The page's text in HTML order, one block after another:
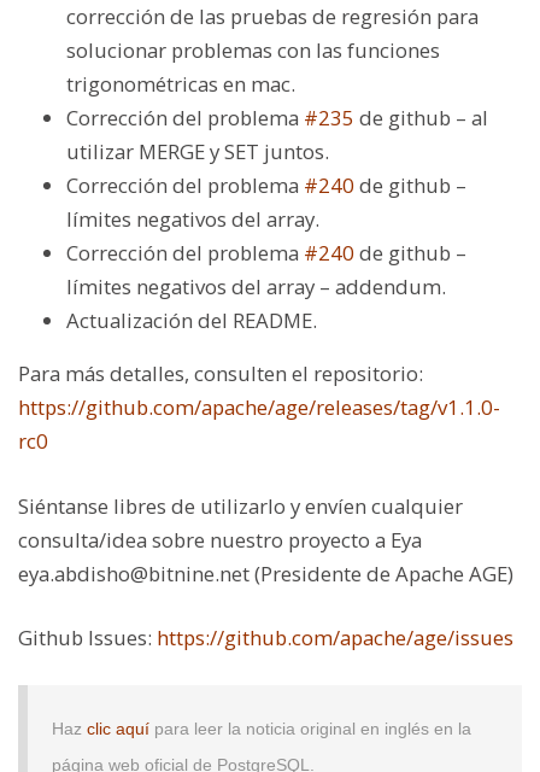
corrección de las pruebas de regresión para
solucionar problemas con las funciones
trigonométricas en mac.
Corrección del problema #235 de github – al
utilizar MERGE y SET juntos.
Corrección del problema #240 de github –
límites negativos del array.
Corrección del problema #240 de github –
límites negativos del array – addendum.
Actualización del README.
Para más detalles, consulten el repositorio:
https://github.com/apache/age/releases/tag/v1.1.0-
rc0
Siéntanse libres de utilizarlo y envíen cualquier
consulta/idea sobre nuestro proyecto a Eya
eya.abdisho@bitnine.net (Presidente de Apache AGE)
Github Issues: https://github.com/apache/age/issues
Haz clic aquí para leer la noticia original en inglés en la
página web oficial de PostgreSQL.